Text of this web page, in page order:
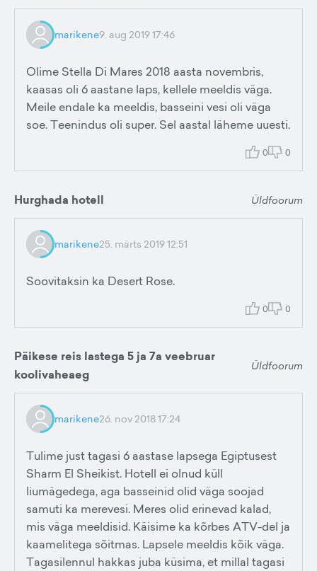
marikene9. aug 2019 17:46
Olime Stella Di Mares 2018 aasta novembris,
kaasas oli 6 aastane laps, kellele meeldis väga.
Meile endale ka meeldis, basseini vesi oli väga
soe. Teenindus oli super. Sel aastal läheme uuesti.
0 0
Hurghada hotell Üldfoorum
marikene25. märts 2019 12:51
Soovitaksin ka Desert Rose.
0 0
Päikese reis lastega 5 ja 7a veebruar
koolivaheaeg
Üldfoorum
marikene26. nov 2018 17:24
Tulime just tagasi 6 aastase lapsega Egiptusest
Sharm El Sheikist. Hotell ei olnud küll
liumägedega, aga basseinid olid väga soojad
samuti ka merevesi. Meres olid erinevad kalad,
mis väga meeldisid. Käisime ka kõrbes ATV-del ja
kaamelitega sõitmas. Lapsele meeldis kõik väga.
Tagasilennul hakkas juba küsima, et millal tagasi